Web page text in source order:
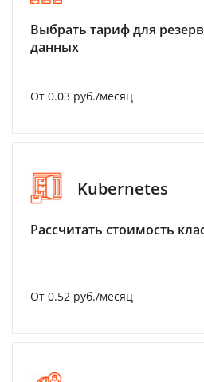
Выбрать тариф для
данных
От 0.03 руб./месяц
Kubernetes
Рассчитать стоимость
От 0.52 руб./месяц